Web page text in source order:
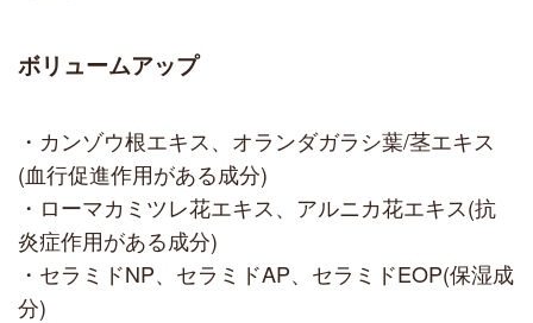
ボリュームアップ
・カンゾウ根エキス、オランダガラシ葉/茎エキス
(血行促進作用がある成分)
・ローマカミツレ花エキス、アルニカ花エキス(抗
炎症作用がある成分)
・セラミドNP、セラミドAP、セラミドEOP(保湿成
分)